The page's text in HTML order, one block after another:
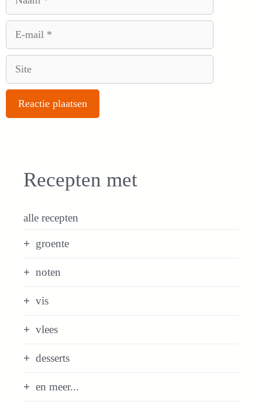
Recepten met
alle recepten
groente
noten
vis
vlees
desserts
en meer...